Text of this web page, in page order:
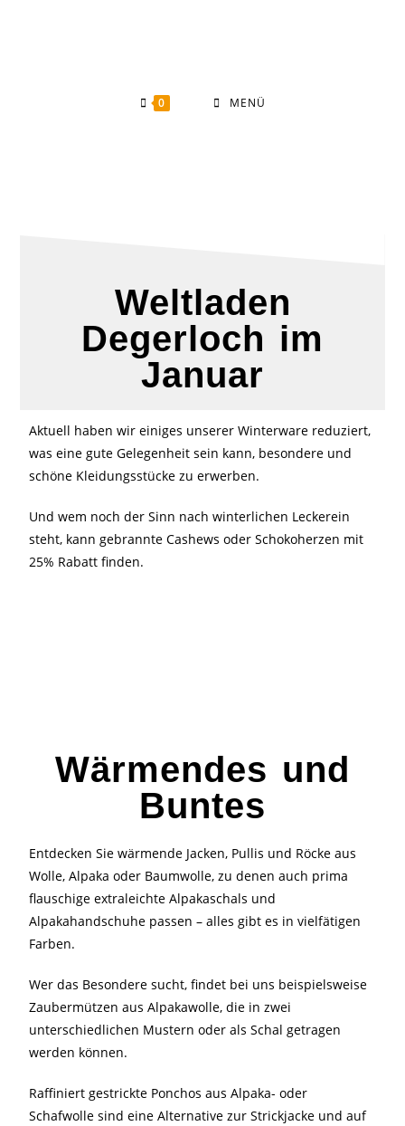
0 MENÜ
Weltladen
Degerloch im
Januar
Aktuell haben wir einiges unserer Winterware reduziert,
was eine gute Gelegenheit sein kann, besondere und
schöne Kleidungsstücke zu erwerben.
Und wem noch der Sinn nach winterlichen Leckerein
steht, kann gebrannte Cashews oder Schokoherzen mit
25% Rabatt finden.
Wärmendes und
Buntes
Entdecken Sie wärmende Jacken, Pullis und Röcke aus
Wolle, Alpaka oder Baumwolle, zu denen auch prima
flauschige extraleichte Alpakaschals und
Alpakahandschuhe passen – alles gibt es in vielfätigen
Farben.
Wer das Besondere sucht, findet bei uns beispielsweise
Zaubermützen aus Alpakawolle, die in zwei
unterschiedlichen Mustern oder als Schal getragen
werden können.
Raffiniert gestrickte Ponchos aus Alpaka- oder
Schafwolle sind eine Alternative zur Strickjacke und auf